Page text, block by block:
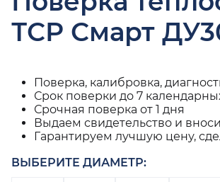
ТСР Смарт
Поверка, калибровка,
Срок поверки до 7
Срочная поверка от 1 дня
Выдаем свидетельство и
Гарантируем лучшую цену,
ВЫБЕРИТЕ ДИАМЕТР: